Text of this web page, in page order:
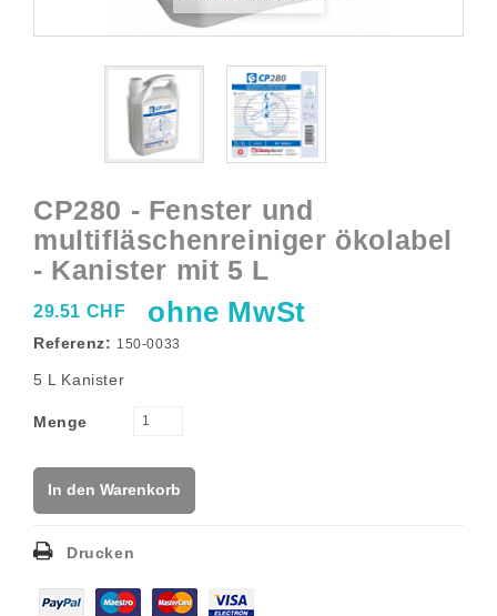
CP280 - Fenster und
multifläschenreiniger ökolabel
- Kanister mit 5 L
29.51 CHF ohne MwSt
Referenz: 150-0033
5 L Kanister
Menge
In den Warenkorb
Drucken